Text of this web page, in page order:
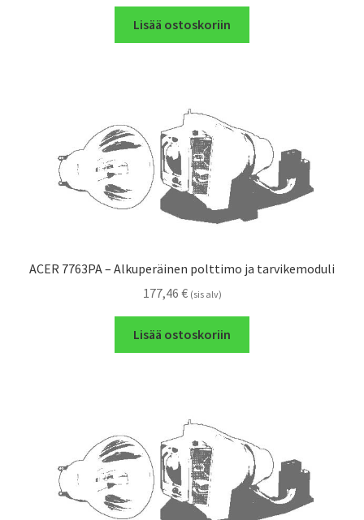
Lisää ostoskoriin
ACER 7763PA – Alkuperäinen polttimo ja tarvikemoduli
177,46 € (sis alv)
Lisää ostoskoriin